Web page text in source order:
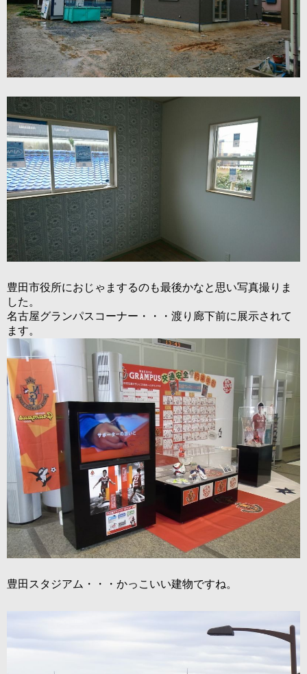
豊田市役所におじゃまするのも最後かなと思い写真撮りま
した。
名古屋グランパスコーナー・・・渡り廊下前に展示されて
ます。
豊田スタジアム・・・かっこいい建物ですね。